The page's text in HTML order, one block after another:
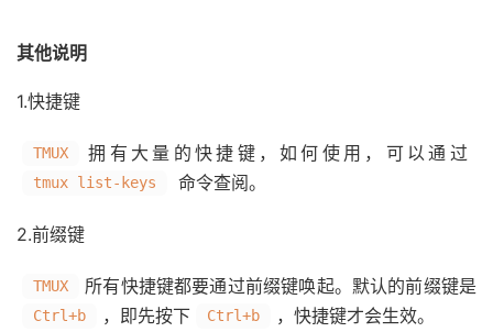
其他说明
1.快捷键
TMUX 拥有大量的快捷键，如何使用，可以通过
tmux list-keys 命令查阅。
2.前缀键
TMUX 所有快捷键都要通过前缀键唤起。默认的前缀键是
Ctrl+b ，即先按下 Ctrl+b ，快捷键才会生效。